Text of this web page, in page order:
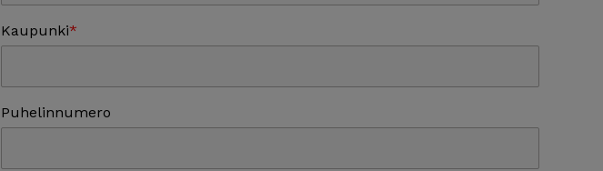
Kaupunki
Puhelinnumero